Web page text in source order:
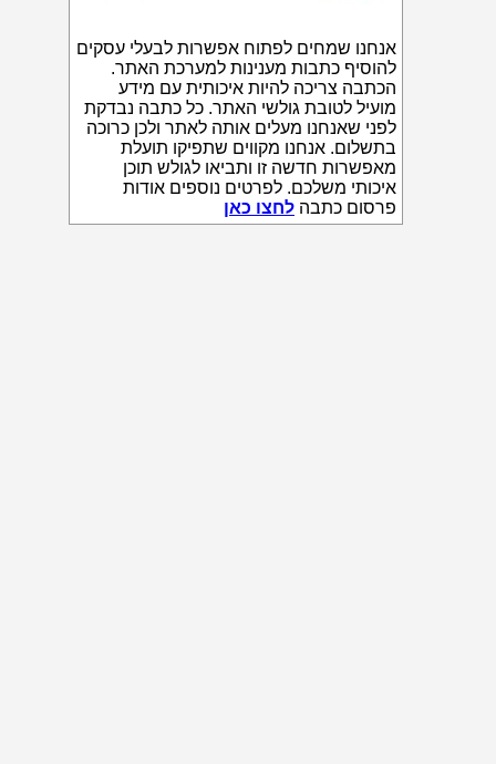
אנחנו שמחים לפתוח אפשרות לבעלי עסקים
להוסיף כתבות מענינות למערכת האתר.
הכתבה צריכה להיות איכותית עם מידע
מועיל לטובת גולשי האתר. כל כתבה נבדקת
לפני שאנחנו מעלים אותה לאתר ולכן כרוכה
בתשלום. אנחנו מקווים שתפיקו תועלת
מאפשרות חדשה זו ותביאו לגולש תוכן
איכותי משלכם. לפרטים נוספים אודות
פרסום כתבה לחצו כאן